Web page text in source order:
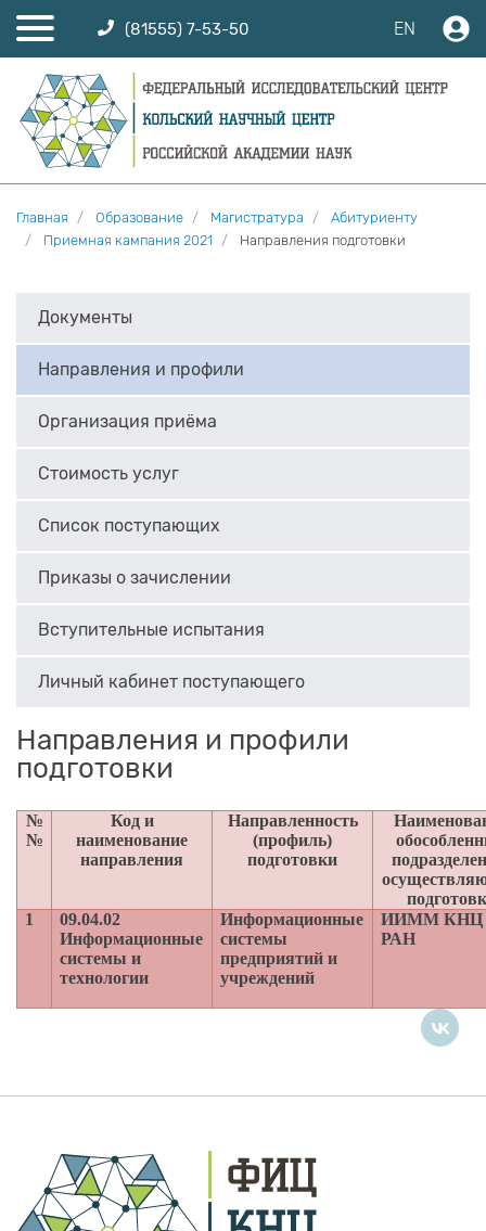
(81555) 7-53-50 EN
Главная Образование Магистратура
Абитуриенту
Приемная кампания 2021
Направления подготовки
Документы
Направления и профили
Организация приёма
Стоимость услуг
Список поступающих
Приказы о зачислении
Вступительные испытания
Личный кабинет поступающего
Направления и профили
подготовки
№
№
Код и
наименование
направления
Направленность
(профиль)
подготовки
1
09.04.02
Информационные
системы и
технологии
Информационные
системы
предприятий и
учреждений
ИИММ КНЦ
РАН